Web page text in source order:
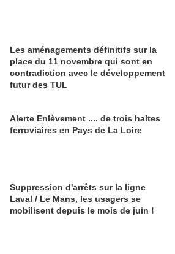
Les aménagements définitifs sur la
place du 11 novembre qui sont en
contradiction avec le développement
futur des TUL
Alerte Enlèvement .... de trois haltes
ferroviaires en Pays de La Loire
Suppression d'arrêts sur la ligne
Laval / Le Mans, les usagers se
mobilisent depuis le mois de juin !